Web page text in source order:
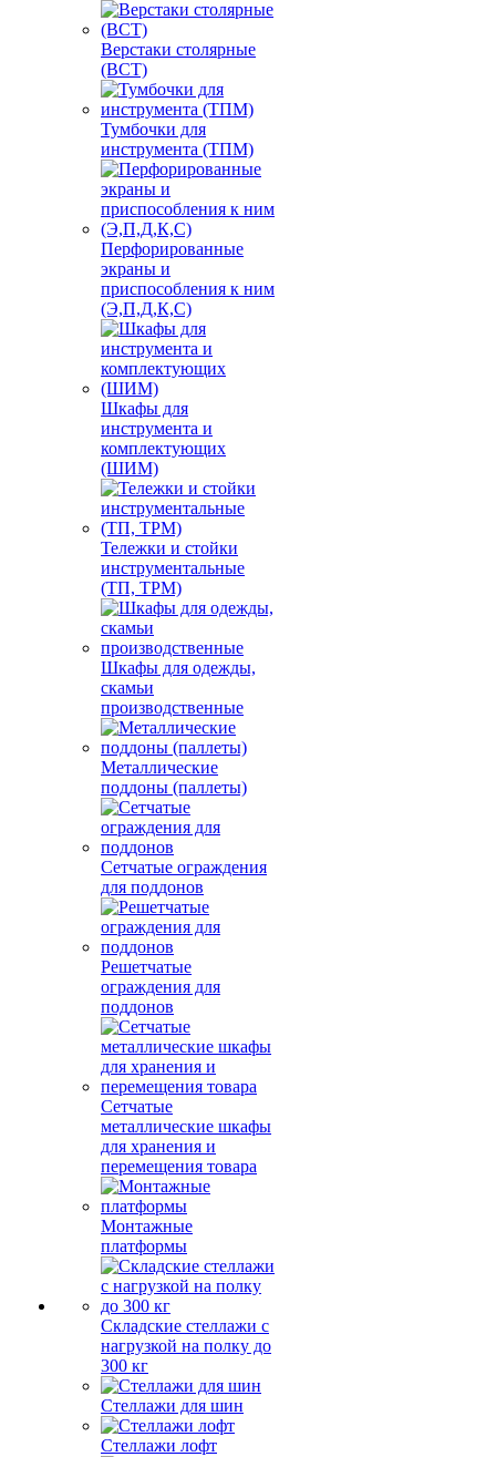
Верстаки столярные
(ВСТ)
Тумбочки для
инструмента (ТПМ)
Перфорированные
экраны и
приспособления к ним
(Э,П,Д,К,С)
Шкафы для
инструмента и
комплектующих
(ШИМ)
Тележки и стойки
инструментальные
(ТП, ТРМ)
Шкафы для одежды,
скамьи
производственные
Металлические
поддоны (паллеты)
Сетчатые ограждения
для поддонов
Решетчатые
ограждения для
поддонов
Сетчатые
металлические шкафы
для хранения и
перемещения товара
Монтажные
платформы
Складские стеллажи с
нагрузкой на полку до
300 кг
Стеллажи для шин
Стеллажи лофт